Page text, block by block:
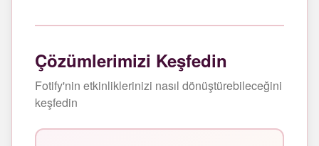
Çözümlerimizi Keşfedin
Fotify'nin etkinliklerinizi nasıl dönüştürebileceğini
keşfedin